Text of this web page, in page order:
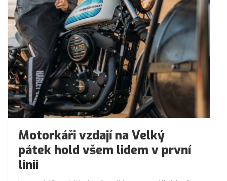
Motorkáři vzdají na Velký
pátek hold všem lidem v první
linii